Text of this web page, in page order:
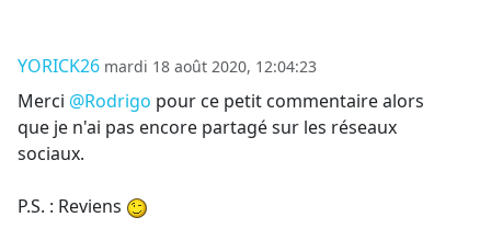
YORICK26 mardi 18 août 2020, 12:04:23
Merci @Rodrigo pour ce petit commentaire alors
que je n'ai pas encore partagé sur les réseaux
sociaux.
P.S. : Reviens